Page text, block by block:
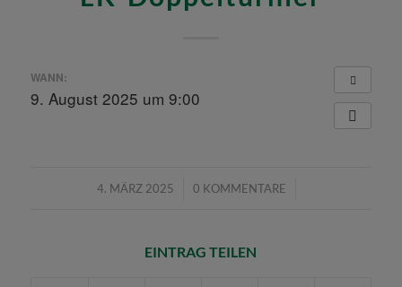
WANN:
9. August 2025 um 9:00
4. MÄRZ 2025
/ 0 KOMMENTARE
/
EINTRAG TEILEN